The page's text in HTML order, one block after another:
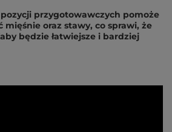
przygotowawczych pomoże
oraz stawy, co sprawi, że
będzie łatwiejsze i bardziej